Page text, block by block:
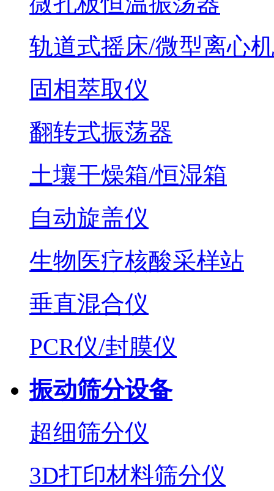
轨道式摇床/微型离心机
固相萃取仪
翻转式振荡器
土壤干燥箱/恒湿箱
自动旋盖仪
生物医疗核酸采样站
垂直混合仪
PCR仪/封膜仪
振动筛分设备
超细筛分仪
3D打印材料筛分仪